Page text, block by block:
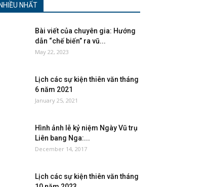
NHẤT
Bài viết của chuyên gia: Hướng
dẫn “chế biến” ra vũ...
May 22, 2023
Lịch các sự kiện thiên văn tháng
6 năm 2021
January 25, 2021
Hình ảnh lễ kỷ niệm Ngày Vũ trụ
Liên bang Nga:...
December 14, 2017
Lịch các sự kiện thiên văn tháng